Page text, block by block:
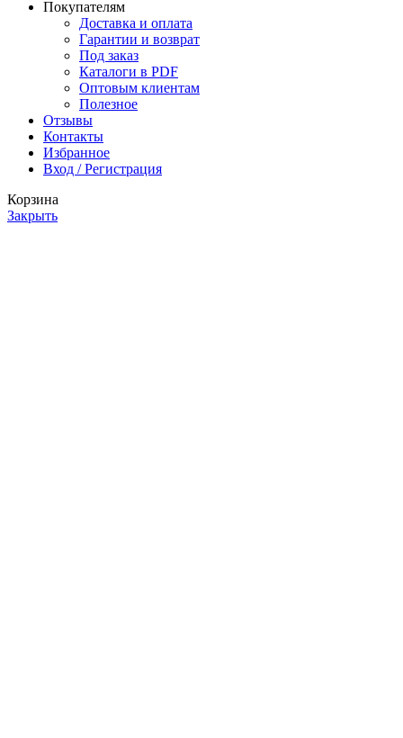
Покупателям
Доставка и оплата
Гарантии и возврат
Под заказ
Каталоги в PDF
Оптовым клиентам
Полезное
Отзывы
Контакты
Избранное
Вход / Регистрация
Корзина
Закрыть